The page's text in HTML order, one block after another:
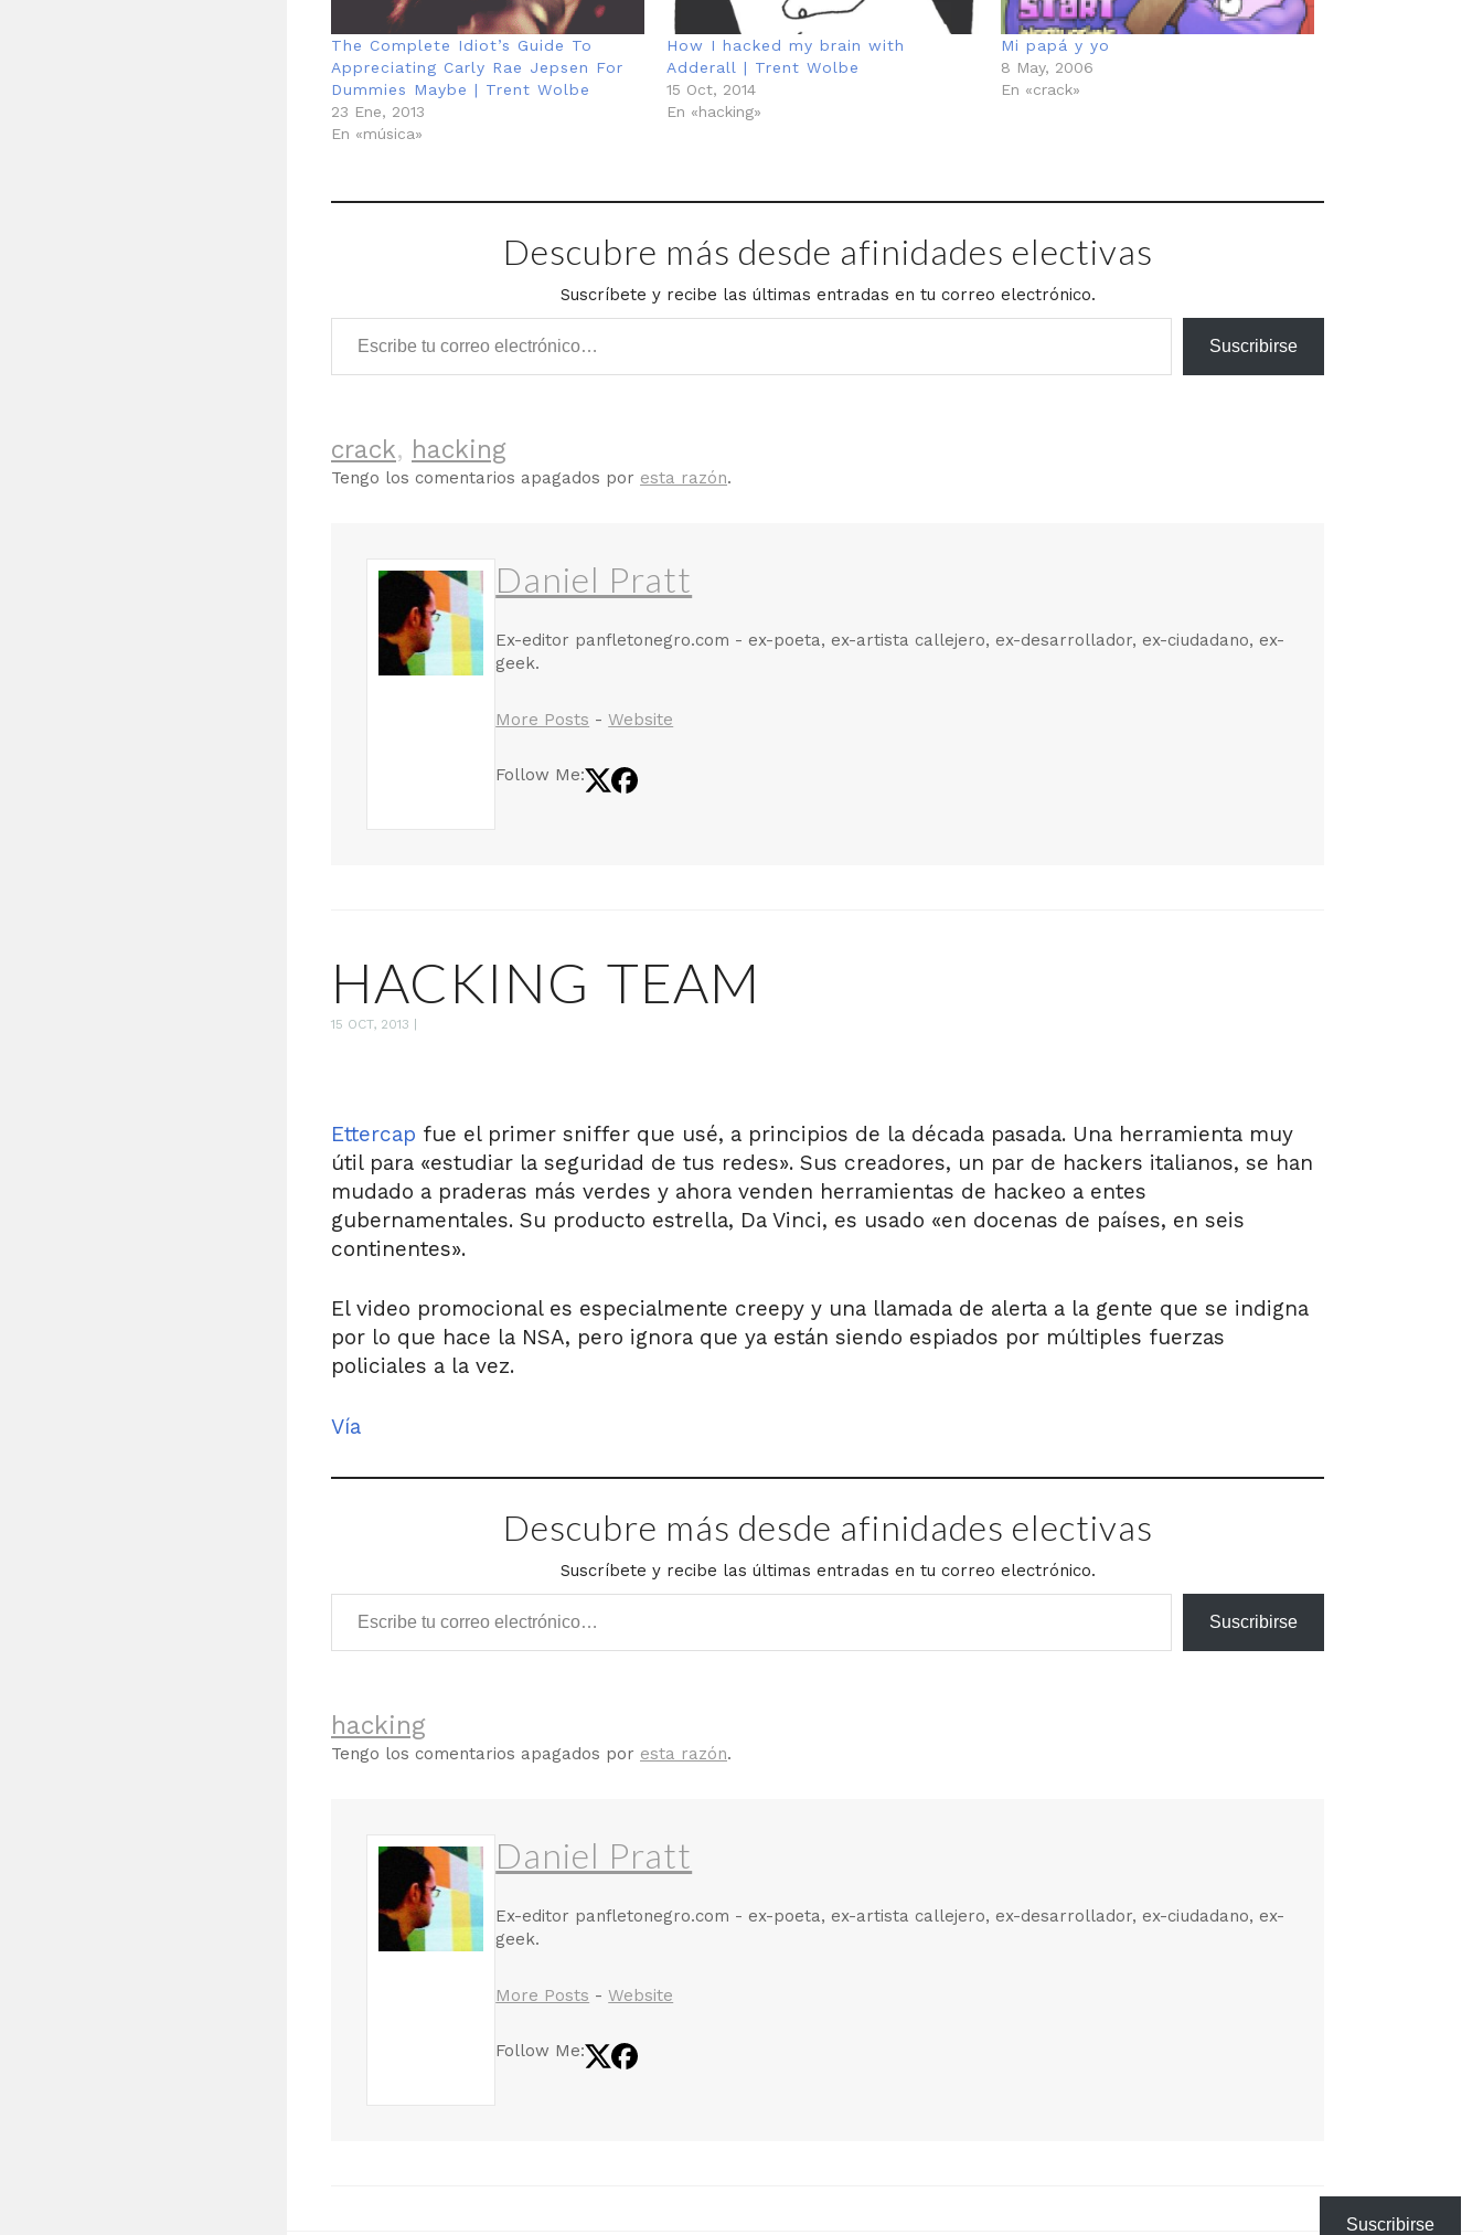
The Complete Idiot’s Guide To
Appreciating Carly Rae Jepsen For
Dummies Maybe | Trent Wolbe
23 Ene, 2013
En «música»
How I hacked my brain with
Adderall | Trent Wolbe
15 Oct, 2014
En «hacking»
Mi papá y yo
8 May, 2006
En «crack»
Descubre más desde afinidades electivas
Suscríbete y recibe las últimas entradas en tu correo electrónico.
Escribe tu correo electrónico…
Suscribirse
crack, hacking
Tengo los comentarios apagados por esta razón.
Daniel Pratt
Ex-editor panfletonegro.com - ex-poeta, ex-artista callejero, ex-desarrollador, ex-ciudadano, ex-
geek.
More Posts -Website
Follow Me:
HACKING TEAM
15 OCT, 2013
Ettercap fue el primer sniffer que usé, a principios de la década pasada. Una herramienta muy
útil para «estudiar la seguridad de tus redes». Sus creadores, un par de hackers italianos, se han
mudado a praderas más verdes y ahora venden herramientas de hackeo a entes
gubernamentales. Su producto estrella, Da Vinci, es usado «en docenas de países, en seis
continentes».
El video promocional es especialmente creepy y una llamada de alerta a la gente que se indigna
por lo que hace la NSA, pero ignora que ya están siendo espiados por múltiples fuerzas
policiales a la vez.
Vía
Descubre más desde afinidades electivas
Suscríbete y recibe las últimas entradas en tu correo electrónico.
Escribe tu correo electrónico…
Suscribirse
hacking
Tengo los comentarios apagados por esta razón.
Daniel Pratt
Ex-editor panfletonegro.com - ex-poeta, ex-artista callejero, ex-desarrollador, ex-ciudadano, ex-
geek.
More Posts -Website
Follow Me:
Suscribirse